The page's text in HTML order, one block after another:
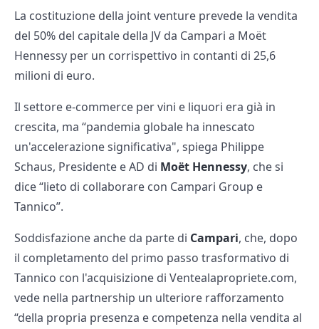
La costituzione della joint venture prevede la vendita
del 50% del capitale della JV da Campari a Moët
Hennessy per un corrispettivo in contanti di 25,6
milioni di euro.
Il settore e-commerce per vini e liquori era già in
crescita, ma “pandemia globale ha innescato
un'accelerazione significativa", spiega Philippe
Schaus, Presidente e AD di Moët Hennessy, che si
dice “lieto di collaborare con Campari Group e
Tannico”.
Soddisfazione anche da parte di Campari, che, dopo
il completamento del primo passo trasformativo di
Tannico con l'acquisizione di Ventealapropriete.com,
vede nella partnership un ulteriore rafforzamento
“della propria presenza e competenza nella vendita al